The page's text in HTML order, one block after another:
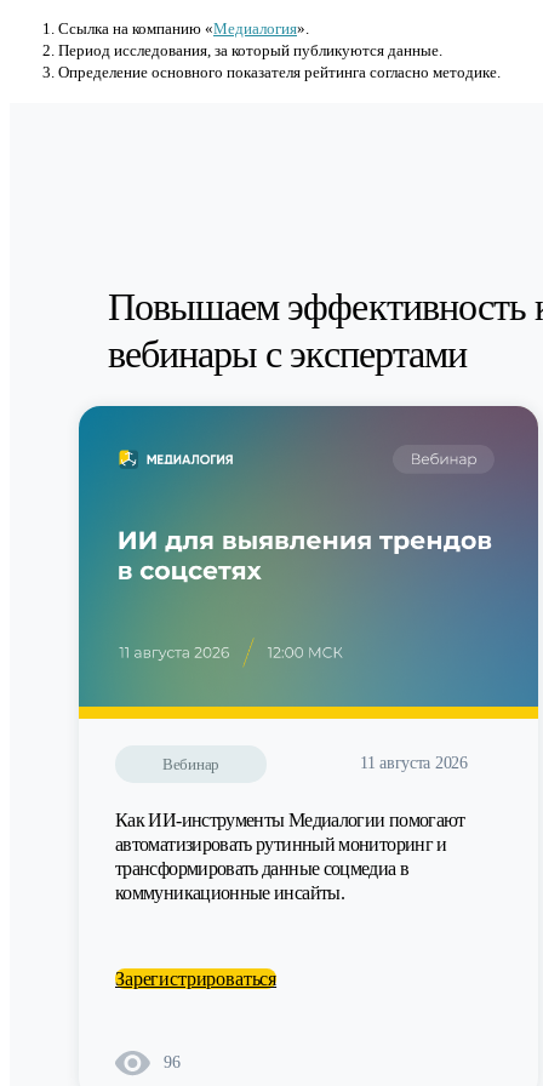
Cсылка на компанию «Медиалогия».
Период исследования, за который публикуются данные.
Определение основного показателя рейтинга согласно методике.
Повышаем эффективность
вебинары с экспертами
Вебинар 11 августа 2026
Как ИИ-инструменты Медиалогии помогают
автоматизировать рутинный мониторинг и
трансформировать данные соцмедиа в
коммуникационные инсайты.
Зарегистрироваться
96